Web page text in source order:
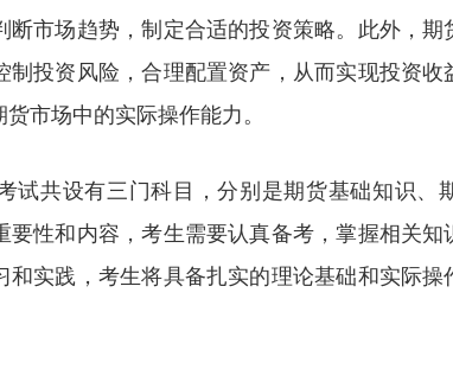
断市场趋势，制定合适的投资策略。此外，
制投资风险，合理配置资产，从而实现投资
市场中的实际操作能力。
试共设有三门科目，分别是期货基础知识、
要性和内容，考生需要认真备考，掌握相关
和实践，考生将具备扎实的理论基础和实际